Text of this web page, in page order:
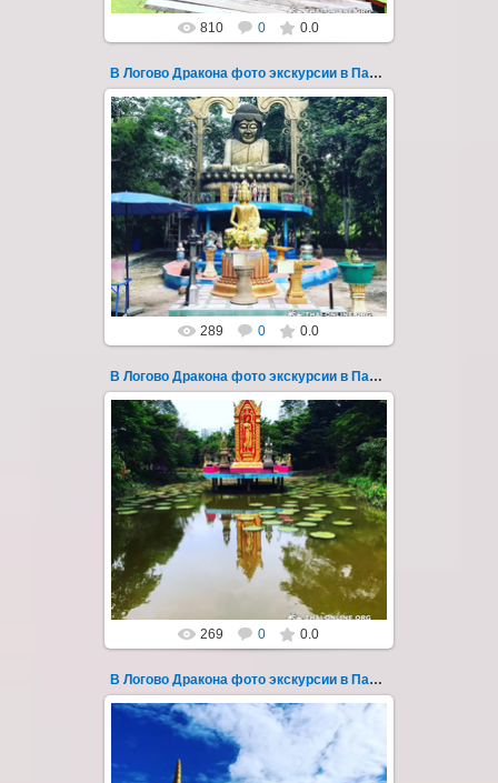
810 0 0.0
В Логово Дракона фото экскурсии в Паттайе 160
30.08.2022
"В Логово Дракона" авторский
мистический приключенческий тур из
Паттайи на целый день - фото 160
Всего лишь в ...
Thai-Online
289 0 0.0
В Логово Дракона фото экскурсии в Паттайе 161
30.08.2022
"В Логово Дракона" авторский
мистический приключенческий тур из
Паттайи на целый день - фото 161
Всего лишь в ...
Thai-Online
269 0 0.0
В Логово Дракона фото экскурсии в Паттайе 162
30.08.2022